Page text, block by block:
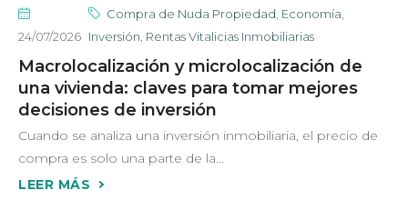
24/07/2026
Compra de Nuda Propiedad Economía
Inversión Rentas Vitalicias Inmobiliarias
Macrolocalización y microlocalización de
una vivienda: claves para tomar mejores
decisiones de inversión
Cuando se analiza una inversión inmobiliaria, el precio de
compra es solo una parte de la...